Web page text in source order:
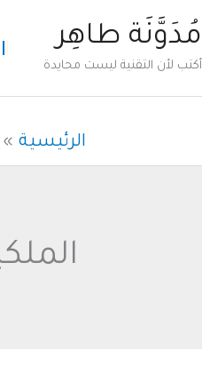
مُدَوَّنَة طاهِر
أكتب لأن التقنية ليست محايدة
الرئيسية